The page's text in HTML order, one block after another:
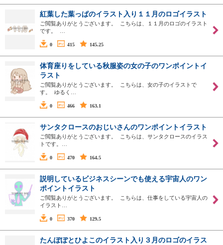
紅葉した葉っぱのイラスト入り１１月のロゴイラスト
ご閲覧ありがとうございます。 こちらは、１１月のロゴのイラスト
です。 …
0 415 145.25
体育座りをしている秋服姿の女の子のワンポイントイ
ラスト
ご閲覧ありがとうございます。 こちらは、女の子のイラストで
す。 ゆるく…
0 466 163.1
サンタクロースのおじいさんのワンポイントイラスト
ご閲覧ありがとうございます。 こちらは、サンタクロースのイラス
トです。…
0 470 164.5
説明しているビジネスシーンでも使える宇宙人のワン
ポイントイラスト
ご閲覧ありがとうございます。 こちらは、仕事をしている宇宙人の
イラスト…
0 370 129.5
たんぽぽとひよこのイラスト入り３月のロゴのイラス